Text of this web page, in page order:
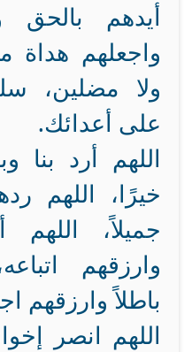
أيدهم بالحق
واجعلهم هداة
ولا مضلين،
على أعدائك.
اللهم أرد بنا
خيرًا، اللهم
جميلاً،
وارزقهم
باطلاً وارزقهم
اللهم انصر